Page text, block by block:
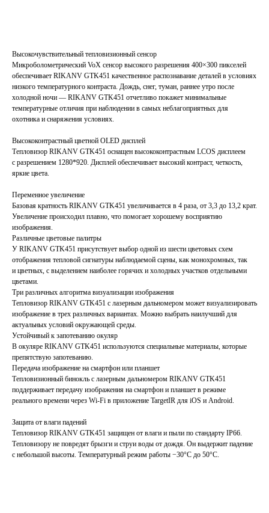
Высокочувствительный тепловизионный сенсор
Микроболометрический VoX сенсор высокого разрешения 400×300 пикселей
обеспечивает RIKANV GTK451 качественное распознавание деталей в условиях
низкого температурного контраста. Дождь, снег, туман, раннее утро после
холодной ночи — RIKANV GTK451 отчетливо покажет минимальные
температурные отличия при наблюдении в самых неблагоприятных для
охотника и снаряжения условиях.
Высококонтрастный цветной OLED дисплей
Тепловизор RIKANV GTK451 оснащен высококонтрастным LCOS дисплеем
с разрешением 1280*920. Дисплей обеспечивает высокий контраст, четкость,
яркие цвета.
Переменное увеличение
Базовая кратность RIKANV GTK451 увеличивается в 4 раза, от 3,3 до 13,2 крат.
Увеличение происходил плавно, что помогает хорошему восприятию
изображения.
Различные цветовые палитры
У RIKANV GTK451 присутствует выбор одной из шести цветовых схем
отображения тепловой сигнатуры наблюдаемой сцены, как монохромных, так
и цветных, с выделением наиболее горячих и холодных участков отдельными
цветами.
Три различных алгоритма визуализации изображения
Тепловизор RIKANV GTK451 с лазерным дальномером может визуализировать
изображение в трех различных вариантах. Можно выбрать наилучший для
актуальных условий окружающей среды.
Устойчивый к запотеванию окуляр
В окуляре RIKANV GTK451 используются специальные материалы, которые
препятствую запотеванию.
Передача изображение на смартфон или планшет
Тепловизионный бинокль с лазерным дальномером RIKANV GTK451
поддерживает передачу изображения на смартфон и планшет в режиме
реального времени через Wi-Fi в приложение TargetIR для iOS и Android.
Защита от влаги падений
Тепловизор RIKANV GTK451 защищен от влаги и пыли по стандарту IP66.
Тепловизору не повредят брызги и струи воды от дождя. Он выдержит падение
с небольшой высоты. Температурный режим работы −30°C до 50°C.